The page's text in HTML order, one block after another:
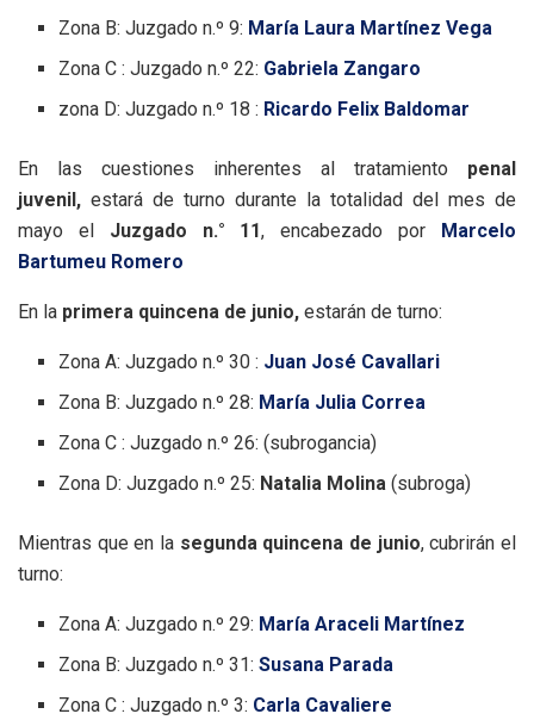
Zona B: Juzgado n.º 9: María Laura Martínez Vega
Zona C : Juzgado n.º 22: Gabriela Zangaro
zona D: Juzgado n.º 18 : Ricardo Felix Baldomar
En las cuestiones inherentes al tratamiento penal
juvenil, estará de turno durante la totalidad del mes de
mayo el Juzgado n.° 11, encabezado por Marcelo
Bartumeu Romero
En la primera quincena de junio, estarán de turno:
Zona A: Juzgado n.º 30 : Juan José Cavallari
Zona B: Juzgado n.º 28: María Julia Correa
Zona C : Juzgado n.º 26: (subrogancia)
Zona D: Juzgado n.º 25: Natalia Molina (subroga)
Mientras que en la segunda quincena de junio, cubrirán el
turno:
Zona A: Juzgado n.º 29: María Araceli Martínez
Zona B: Juzgado n.º 31:Susana Parada
Zona C : Juzgado n.º 3: Carla Cavaliere